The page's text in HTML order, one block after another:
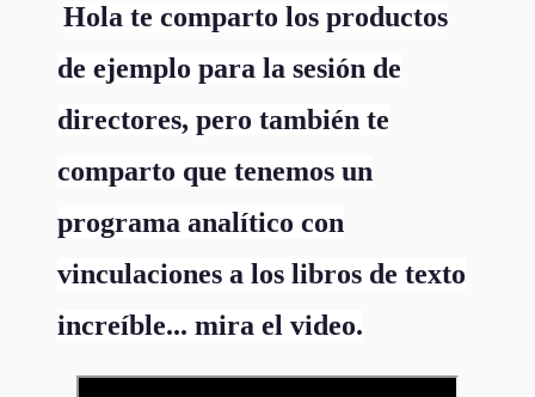
Hola te comparto los productos
de ejemplo para la sesión de
directores, pero también te
comparto que tenemos un
programa analítico con
vinculaciones a los libros de texto
increíble... mira el video.